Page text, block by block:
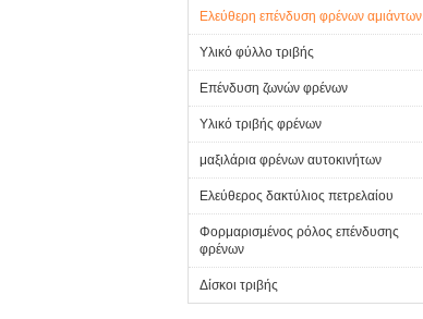
Ελεύθερη επένδυση φρένων αμιάντων
Υλικό φύλλο τριβής
Επένδυση ζωνών φρένων
Υλικό τριβής φρένων
μαξιλάρια φρένων αυτοκινήτων
Ελεύθερος δακτύλιος πετρελαίου
Φορμαρισμένος ρόλος επένδυσης
φρένων
Δίσκοι τριβής